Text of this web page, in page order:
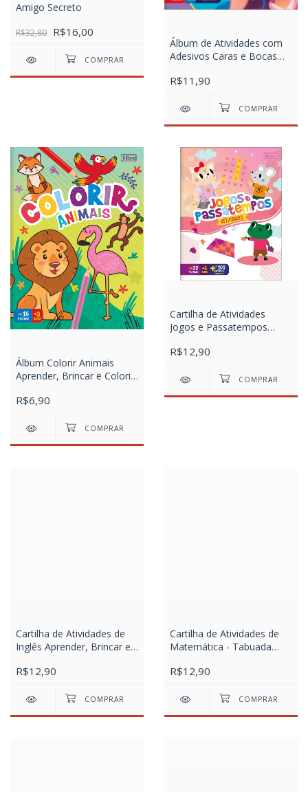
Amigo Secreto
R$32,80 R$16,00
Álbum de Atividades com
Adesivos Caras e Bocas
R$11,90
Álbum Colorir Animais
Aprender, Brincar e Colorir
R$6,90
Cartilha de Atividades
Jogos e Passatempos
16 Folhas
R$12,90
Cartilha de Atividades de
Inglês Aprender, Brincar e
R$12,90
Cartilha de Atividades de
Matemática - Tabuada
16 Folhas
R$12,90